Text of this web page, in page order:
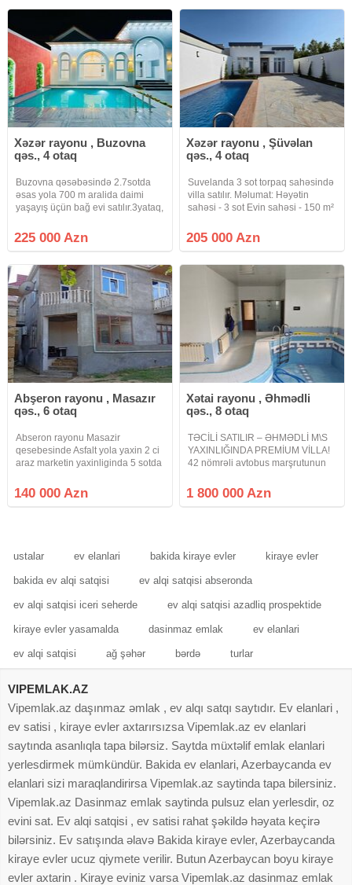
Xəzər rayonu , Buzovna
qəs., 4 otaq
Buzovna qəsəbəsində 2.7sotda
əsas yola 700 m aralida daimi
yaşayış üçün bağ evi satılır.3yataq,
həyətində filtirli hovuz, açıq
besetka, manqal zona, parking
225 000 Azn
Xəzər rayonu , Şüvəlan
qəs., 4 otaq
Suvelanda 3 sot torpaq sahəsində
villa satılır. Məlumat: Həyətin
sahəsi - 3 sot Evin sahəsi - 150 m²
Sanitar qovşaq -2+1 Həyətində
Hovuz, Sanuzeli, Manqalni,
205 000 Azn
Abşeron rayonu , Masazır
qəs., 6 otaq
Abseron rayonu Masazir
qesebesinde Asfalt yola yaxin 2 ci
araz marketin yaxinliginda 5 sotda
umumi sahesi 120 kv olan heyet
evi satilir evin senedleri kupca
140 000 Azn
Xətai rayonu , Əhmədli
qəs., 8 otaq
TƏCİLİ SATILIR – ƏHMƏDLİ M\S
YAXINLIĞINDA PREMİUM VİLLA!
42 nömrəli avtobus marşrutunun
sahəsində inşa olunmuş 3
mərtəbəli möhtəşəm villa
1 800 000 Azn
ustalar ev elanlari bakida kiraye evler kiraye evler
bakida ev alqi satqisi ev alqi satqisi abseronda
ev alqi satqisi iceri seherde ev alqi satqisi azadliq prospektide
kiraye evler yasamalda dasinmaz emlak ev elanlari
ev alqi satqisi ağ şəhər bərdə turlar
VIPEMLAK.AZ
Vipemlak.az daşınmaz əmlak , ev alqı satqı saytıdır. Ev elanlari ,
ev satisi , kiraye evler axtarırsızsa Vipemlak.az ev elanlari
saytında asanlıqla tapa bilərsiz. Saytda müxtəlif emlak elanlari
yerlesdirmek mümkündür. Bakida ev elanlari, Azerbaycanda ev
elanlari sizi maraqlandirirsa Vipemlak.az saytinda tapa bilersiniz.
Vipemlak.az Dasinmaz emlak saytinda pulsuz elan yerlesdir, oz
evini sat. Ev alqi satqisi , ev satisi rahat şəkildə həyata keçirə
bilərsiniz. Ev satışında əlavə Bakida kiraye evler, Azerbaycanda
kiraye evler ucuz qiymete verilir. Butun Azerbaycan boyu kiraye
evler axtarin . Kiraye eviniz varsa Vipemlak.az dasinmaz emlak